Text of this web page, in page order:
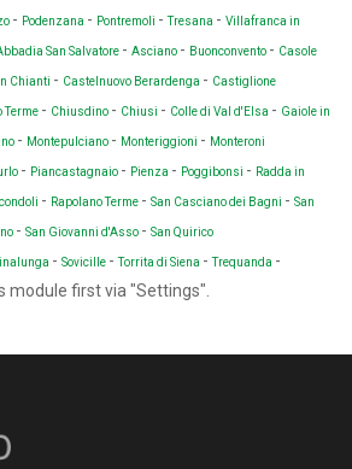
- Podenzana - Pontremoli -Tresana - Villafranca in
San Salvatore - Asciano - Buonconvento - Casole
Chianti - Castelnuovo Berardenga - Castiglione
Terme - Chiusdino - Chiusi - Colle di Val d'Elsa - Gaiole in
- Montepulciano - Monteriggioni - Monteroni
- Piancastagnaio - Pienza - Poggibonsi - Radda in
- Rapolano Terme - San Casciano dei Bagni - San
- San Giovanni d'Asso - San Quirico
- Sovicille -Torrita di Siena -Trequanda -
module first via "Settings".